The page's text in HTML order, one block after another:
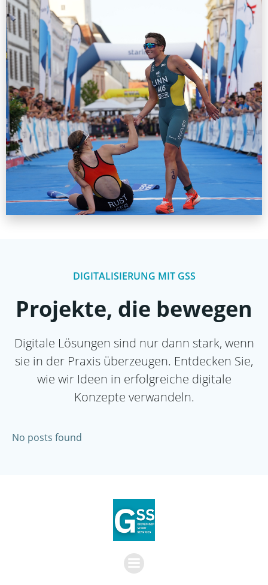
DIGITALISIERUNG MIT GSS
Projekte, die bewegen
Digitale Lösungen sind nur dann stark, wenn
sie in der Praxis überzeugen. Entdecken Sie,
wie wir Ideen in erfolgreiche digitale
Konzepte verwandeln.
No posts found